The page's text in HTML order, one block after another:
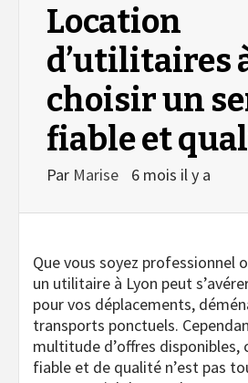
Location
d’utilitaires
choisir un
fiable et
Par Marise 6 mois il y a
Que vous soyez professionnel
un utilitaire à Lyon peut
pour vos déplacements,
transports ponctuels.
multitude d’offres disponibles,
fiable et de qualité n’est pas